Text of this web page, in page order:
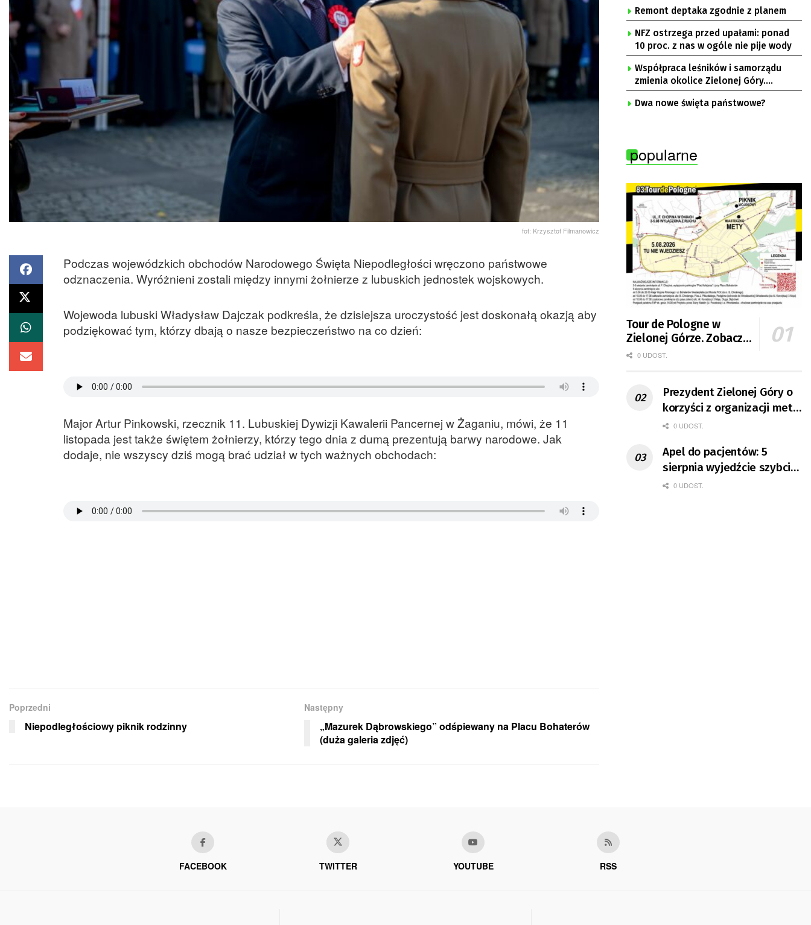
fot: Krzysztof Filmanowicz
Podczas wojewódzkich obchodów Narodowego Święta Niepodległości wręczono państwowe
odznaczenia. Wyróżnieni zostali między innymi żołnierze z lubuskich jednostek wojskowych.
Wojewoda lubuski Władysław Dajczak podkreśla, że dzisiejsza uroczystość jest doskonałą okazją aby
podziękować tym, którzy dbają o nasze bezpieczeństwo na co dzień:
Major Artur Pinkowski, rzecznik 11. Lubuskiej Dywizji Kawalerii Pancernej w Żaganiu, mówi, że 11
listopada jest także świętem żołnierzy, którzy tego dnia z dumą prezentują barwy narodowe. Jak
dodaje, nie wszyscy dziś mogą brać udział w tych ważnych obchodach:
Poprzedni
Niepodległościowy piknik rodzinny
Następny
„Mazurek Dąbrowskiego” odśpiewany na Placu Bohaterów
(duża galeria zdjęć)
Remont deptaka zgodnie z planem
NFZ ostrzega przed upałami: ponad
10 proc. z nas w ogóle nie pije wody
Współpraca leśników i samorządu
zmienia okolice Zielonej Góry.
Powstają nowe ścieżki rowerowe
Dwa nowe święta państwowe?
popularne
Tour de Pologne w
Zielonej Górze. Zobacz
zmiany w organizacji
0 UDOST.
Prezydent Zielonej Góry o
korzyści z organizacji mety
Tour de Pologne
0 UDOST.
Apel do pacjentów: 5
sierpnia wyjedźcie szybciej
z domów
0 UDOST.
FACEBOOK TWITTER YOUTUBE RSS